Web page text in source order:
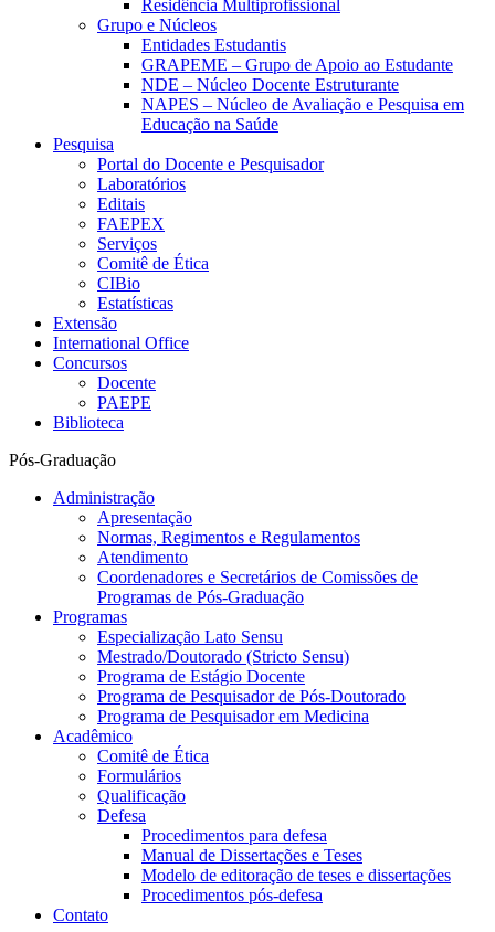
Residência Multiprofissional
Grupo e Núcleos
Entidades Estudantis
GRAPEME – Grupo de Apoio ao Estudante
NDE – Núcleo Docente Estruturante
NAPES – Núcleo de Avaliação e Pesquisa em
Educação na Saúde
Pesquisa
Portal do Docente e Pesquisador
Laboratórios
Editais
FAEPEX
Serviços
Comitê de Ética
CIBio
Estatísticas
Extensão
International Office
Concursos
Docente
PAEPE
Biblioteca
Pós-Graduação
Administração
Apresentação
Normas, Regimentos e Regulamentos
Atendimento
Coordenadores e Secretários de Comissões de
Programas de Pós-Graduação
Programas
Especialização Lato Sensu
Mestrado/Doutorado (Stricto Sensu)
Programa de Estágio Docente
Programa de Pesquisador de Pós-Doutorado
Programa de Pesquisador em Medicina
Acadêmico
Comitê de Ética
Formulários
Qualificação
Defesa
Procedimentos para defesa
Manual de Dissertações e Teses
Modelo de editoração de teses e dissertações
Procedimentos pós-defesa
Contato